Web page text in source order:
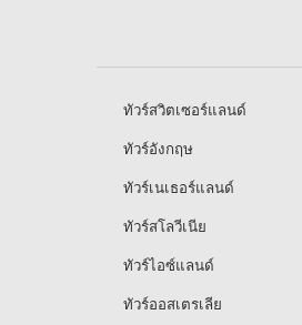
ทัวร์สวิตเซอร์แลนด์
ทัวร์อังกฤษ
ทัวร์เนเธอร์แลนด์
ทัวร์สโลวีเนีย
ทัวร์ไอซ์แลนด์
ทัวร์ออสเตรเลีย